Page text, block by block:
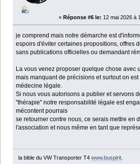
« Réponse #6 le: 12 mai 2026 à
je comprend mais notre démarche est
espoirs d'éviter certaines propositions, offres
sans publications officielles ou demandant
La vous venez proposer quelque chose avec
mais manquant de précisions et surtout on
médecine légale.
Si nous vous autorisons a publier et servons
"thérapie" notre responsabilité légale est
mécontent pourrais
se retourner contre nous, ce serais mettre en
l'association et nous même en tant que
la bible du VW Transporter T4 www.buspirit.